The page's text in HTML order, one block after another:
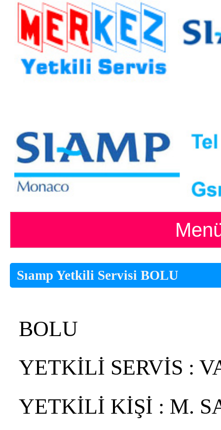
Sıamp Yetkili Servisi BOLU
BOLU
YETKİLİ SERVİS :
YETKİLİ KİŞİ : M.